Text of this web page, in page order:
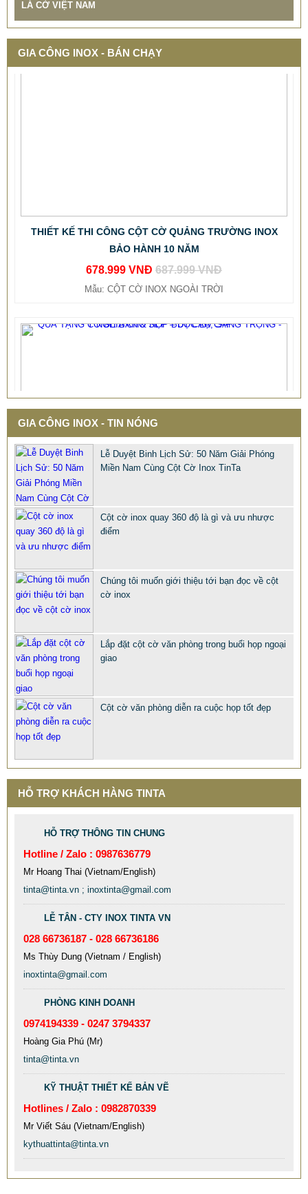
LÁ CỜ VIỆT NAM
GIA CÔNG INOX - BÁN CHẠY
BẢO HÀNH 10 NĂM
678.999 VNĐ687.999 VNĐ
Mẫu: CỘT CỜ INOX NGOÀI TRỜI
QUÀ TẶNG Ý NGHĨA CHO SẾP – ĐỘC LẠ, SANG TRỌNG -
CỜ ĐỂ BÀN & HỘP BÚT CAO CẤP
MẪU XE ĐẨY INOX ĐẸP GIÁ RẺ - XE ĐẨY HÀNH LÝ SÂN
BAY TẠI TPHCM THƯƠNG HIỆU TINTA
9.577.900 VNĐ
GIA CÔNG INOX - TIN NÓNG
Lễ Duyệt Binh Lịch Sử: 50 Năm Giải Phóng
Miền Nam Cùng Cột Cờ Inox TinTa
Cột cờ inox quay 360 độ là gì và ưu nhược
điểm
Chúng tôi muốn giới thiệu tới bạn đọc về cột
cờ inox
Lắp đặt cột cờ văn phòng trong buổi họp ngoại
giao
Cột cờ văn phòng diễn ra cuộc họp tốt đẹp
HỖ TRỢ KHÁCH HÀNG TINTA
HỖ TRỢ THÔNG TIN CHUNG
Hotline / Zalo : 0987636779
Mr Hoang Thai (Vietnam/English)
tinta@tinta.vn ; inoxtinta@gmail.com
LỄ TÂN - CTY INOX TINTA VN
028 66736187 - 028 66736186
Ms Thùy Dung (Vietnam / English)
inoxtinta@gmail.com
PHÒNG KINH DOANH
0974194339 - 0247 3794337
Hoàng Gia Phú (Mr)
tinta@tinta.vn
KỸ THUẬT THIẾT KẾ BẢN VẼ
Hotlines / Zalo : 0982870339
Mr Viết Sáu (Vietnam/English)
kythuattinta@tinta.vn